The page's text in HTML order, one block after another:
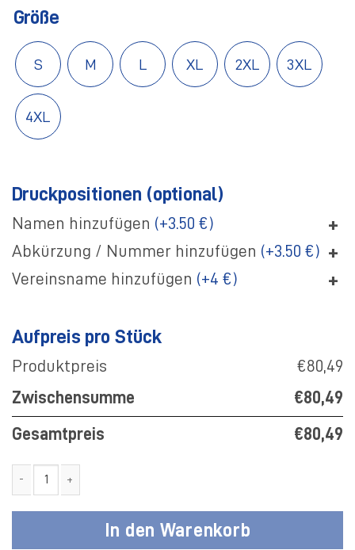
Größe
S M L XL 2XL 3XL
4XL
Druckpositionen (optional)
Namen hinzufügen (+3.50 €) +
Abkürzung / Nummer hinzufügen (+3.50 €) +
Vereinsname hinzufügen (+4 €) +
Aufpreis pro Stück
Produktpreis
€80,49
Zwischensumme
€80,49
Gesamtpreis €80,49
In den Warenkorb